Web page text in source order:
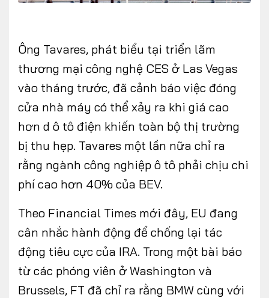
Ông Tavares, phát biểu tại triển lãm
thương mại công nghệ CES ở Las Vegas
vào tháng trước, đã cảnh báo việc đóng
cửa nhà máy có thể xảy ra khi giá cao
hơn d ô tô điện khiến toàn bộ thị trường
bị thu hẹp. Tavares một lần nữa chỉ ra
rằng ngành công nghiệp ô tô phải chịu chi
phí cao hơn 40% của BEV.
Theo Financial Times mới đây, EU đang
cân nhắc hành động để chống lại tác
động tiêu cực của IRA. Trong một bài báo
từ các phóng viên ở Washington và
Brussels, FT đã chỉ ra rằng BMW cùng với